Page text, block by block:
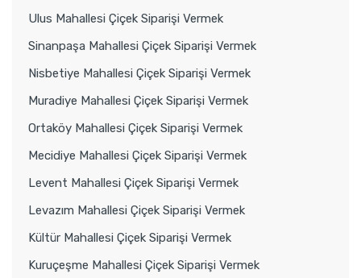
Ulus Mahallesi Çiçek Siparişi Vermek
Sinanpaşa Mahallesi Çiçek Siparişi Vermek
Nisbetiye Mahallesi Çiçek Siparişi Vermek
Muradiye Mahallesi Çiçek Siparişi Vermek
Ortaköy Mahallesi Çiçek Siparişi Vermek
Mecidiye Mahallesi Çiçek Siparişi Vermek
Levent Mahallesi Çiçek Siparişi Vermek
Levazım Mahallesi Çiçek Siparişi Vermek
Kültür Mahallesi Çiçek Siparişi Vermek
Kuruçeşme Mahallesi Çiçek Siparişi Vermek